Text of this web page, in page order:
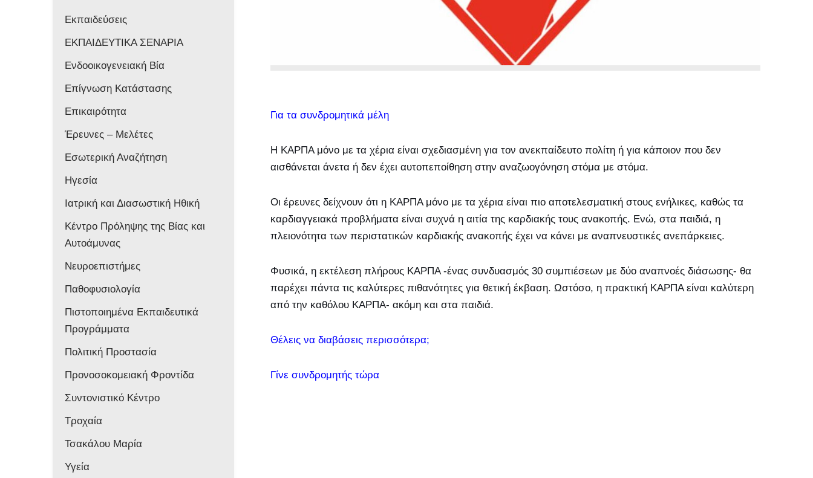
Εκπαιδεύσεις
ΕΚΠΑΙΔΕΥΤΙΚΑ ΣΕΝΑΡΙΑ
Ενδοοικογενειακή Βία
Επίγνωση Κατάστασης
Επικαιρότητα
Έρευνες – Μελέτες
Εσωτερική Αναζήτηση
Ηγεσία
Ιατρική και Διασωστική Ηθική
Κέντρο Πρόληψης της Βίας και
Αυτοάμυνας
Νευροεπιστήμες
Παθοφυσιολογία
Πιστοποιημένα Εκπαιδευτικά
Προγράμματα
Πολιτική Προστασία
Προνοσοκομειακή Φροντίδα
Συντονιστικό Κέντρο
Τροχαία
Τσακάλου Μαρία
Υγεία
Για τα συνδρομητικά μέλη
Η ΚΑΡΠΑ μόνο με τα χέρια είναι σχεδιασμένη για τον ανεκπαίδευτο πολίτη ή για κάποιον που δεν
αισθάνεται άνετα ή δεν έχει αυτοπεποίθηση στην αναζωογόνηση στόμα με στόμα.
Οι έρευνες δείχνουν ότι η ΚΑΡΠΑ μόνο με τα χέρια είναι πιο αποτελεσματική στους ενήλικες, καθώς τα
καρδιαγγειακά προβλήματα είναι συχνά η αιτία της καρδιακής τους ανακοπής. Ενώ, στα παιδιά, η
πλειονότητα των περιστατικών καρδιακής ανακοπής έχει να κάνει με αναπνευστικές ανεπάρκειες.
Φυσικά, η εκτέλεση πλήρους ΚΑΡΠΑ -ένας συνδυασμός 30 συμπιέσεων με δύο αναπνοές διάσωσης- θα
παρέχει πάντα τις καλύτερες πιθανότητες για θετική έκβαση. Ωστόσο, η πρακτική ΚΑΡΠΑ είναι καλύτερη
από την καθόλου ΚΑΡΠΑ- ακόμη και στα παιδιά.
Θέλεις να διαβάσεις περισσότερα;
Γίνε συνδρομητής τώρα